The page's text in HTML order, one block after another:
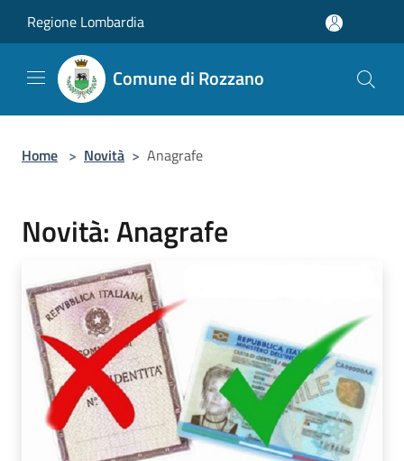
Regione Lombardia
Comune di Rozzano
Home > Novità > Anagrafe
Novità: Anagrafe